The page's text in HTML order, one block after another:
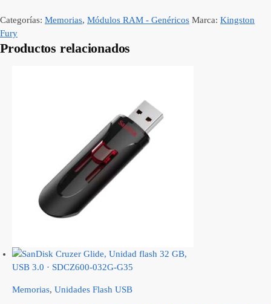
Categorías: Memorias, Módulos RAM - Genéricos Marca: Kingston
Fury
Productos relacionados
Memorias, Unidades Flash USB